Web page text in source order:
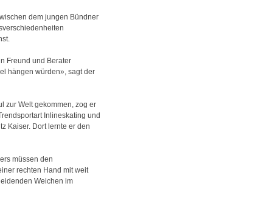
dem jungen Bündner
Freund und Berater
hängen würden», sagt der
zur Welt gekommen, zog er
Inlineskating und
Kaiser. Dort lernte er den
müssen den
rechten Hand mit weit
Weichen im